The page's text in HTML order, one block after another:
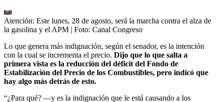
Atención: Este lunes, 28 de agosto, será la marcha contra el alza de
la gasolina y el APM | Foto: Canal Congreso
Lo que genera más indignación, según el senador, es la intención
con la cual se incrementa el precio. Dijo que lo que salta a
primera vista es la reducción del déficit del Fondo de
Estabilización del Precio de los Combustibles, pero indicó que
hay algo más detrás de esto.
“¿Para qué? —y es la indignación que le está causando a los